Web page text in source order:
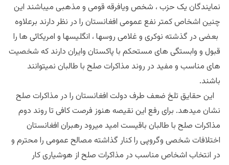
نمایندگان یک حزب ، شخص ویافرقه قومی و مذهبی میباشند این
چنین اشخاص کمتر نفع عمومی افغانستان را در نظر دارند برعلاوه
بعضی در گذشته نوکری و غلامی روسها ، انگلیسها و امریکائی ها را
قبول و وابستگی های مستحکم با پاکستان وایران دارند که شخصیت
های مناسب و مفید در روند مذاکرات صلح با طالبان نمیتوانند
باشند.
این حقایق تلخ ضعف طرف دولت افغانستان را در مذاکرات صلح
نشان میدهد. برای رفع این نقیصه هنوز فرصت کافی تا روند دوم
مذاکرات صلح با طالبان باقیست امید میرود رهبران افغانستان
اختلافات شخصی وگروپی را کنار گذاشته مصالح عمومی را محترم و
در انتخاب اشخاص مناسب در مذاکرات صلح از هوشیاری کار